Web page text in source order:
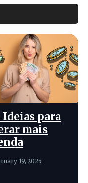
Ideias para
mais
19, 2025